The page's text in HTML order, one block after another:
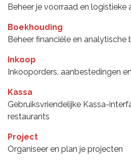
Beheer je voorraad en logistieke
Boekhouding
Beheer financiële en analytische
Inkoop
Inkooporders, aanbestedingen
Kassa
Gebruiksvriendelijke Kassa-
restaurants
Project
Organiseer en plan je projecten